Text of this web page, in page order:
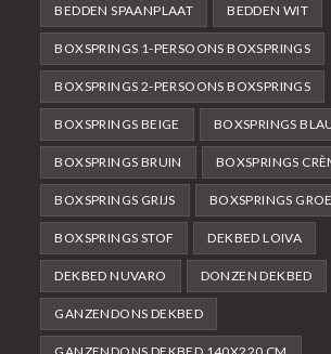
BEDDEN SPAANPLAAT BEDDEN WIT
BOXSPRINGS 1-PERSOONS BOXSPRINGS
BOXSPRINGS 2-PERSOONS BOXSPRINGS
BOXSPRINGS BEIGE BOXSPRINGS
BOXSPRINGS BRUIN BOXSPRINGS
BOXSPRINGS GRIJS BOXSPRINGS
BOXSPRINGS STOF DEKBED LOIVA
DEKBED NUVARO DONZEN DEKBED
GANZENDONS DEKBED